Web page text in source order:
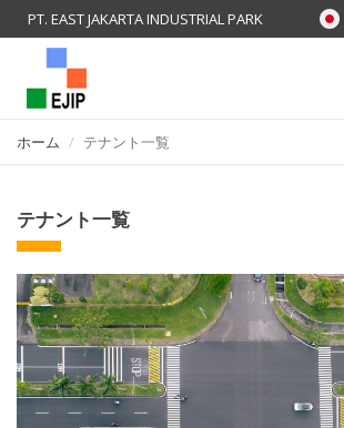
PT. EAST JAKARTA INDUSTRIAL PARK
ホーム テナント一覧
テナント一覧